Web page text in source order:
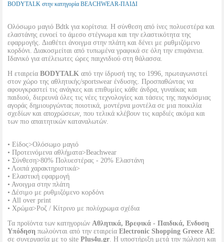
BODYTALK στην κατηγορία BEACHWEAR-ΠΑΙΔΙ
Ολόσωμο μαγιό Bdtk για κορίτσια. Η σύνθεση από ίνες πολυεστέρα και
ελαστάνης ευνοεί το άμεσο στέγνωμα και την ελαστικότητα της
εφαρμογής. Διαθέτει άνοιγμα στην πλάτη και δένει με ρuθμιζόμενο
κορδόνι. Διακοσμείται από τυπωμένα γραφικά σε όλη την επιφάνεια.
Ιδανικό για ατέλειωτες ώρες παιχνιδιού στη θάλασσα.
Η εταιρεία BODYTALK από την ίδρυσή της το 1996, πρωταγωνιστεί
στον χώρο της αθλητικής/sportswear ένδυσης. Προσπαθώντας να
αφουγκραστεί τις ανάγκες και επιθυμίες κάθε άνδρα, γυναίκας και
παιδιού, διερευνά όλες τις νέες τεχνολογίες και τάσεις της παγκόσμιας
αγοράς δημιουργώντας ποιοτικά, μοντέρνα μοντέλα σε μια ποικιλία
σχεδίων και αποχρώσεων, που τελικά κλέβουν τις καρδιές ακόμα και
των πιο απαιτητικών καταναλωτών.
• Είδος>Ολόσωμο μαγιό
• Προτεινόμενα αθλήματα>Beachwear
• Σύνθεση>80% Πολυεστέρας - 20% Ελαστάνη
• Λοιπά χαρακτηριστικά>
• Ελαστική εφαρμογή
• Ανοιγμα στην πλάτη
• Δέσιμο με ρυθμιζόμενο κορδόνι
• All over print
• Χρώμα>Ροζ / Κίτρινο με πολύχρωμα σχέδια
Τα προϊόντα των κατηγοριών Αθλητικά, Βρεφικά - Παιδικά, Ενδυση
Υπόδηση πωλούνται από την εταιρεία Electronic Shopping Greece ΑΕ
σε συνεργασία με το site Plus4u.gr. Η υποστήριξη μετά την πώληση και